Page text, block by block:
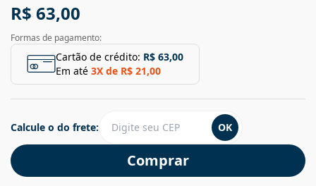
R$ 63,00
Formas de pagamento:
Cartão de crédito: R$ 63,00
Em até 3X de R$ 21,00
Comprar
Calcule o do frete: OK